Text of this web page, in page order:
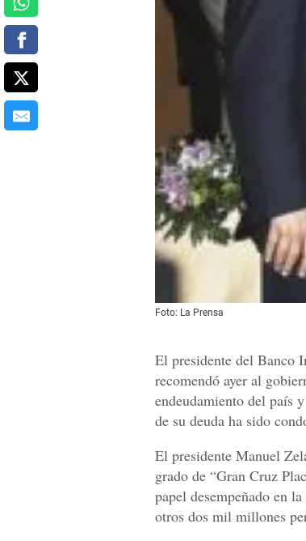
Foto: La Prensa
El presidente del Banco
recomendó ayer al
endeudamiento del país
de su deuda ha sido
El presidente Manuel
grado de “Gran Cruz
papel desempeñado en
otros dos mil millones